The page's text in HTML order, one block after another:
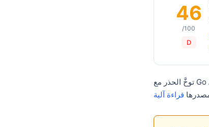
46
/100
D
توخَّ الحذر مع Go Adventure Tool. Go Adventure Tool هو تطبيق Android بدرجة ثقة Nerq 46.0/100 (D), بناءً على
قراءة آلية